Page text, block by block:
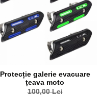
Protecție galerie evacuare
țeava moto
100,00 Lei